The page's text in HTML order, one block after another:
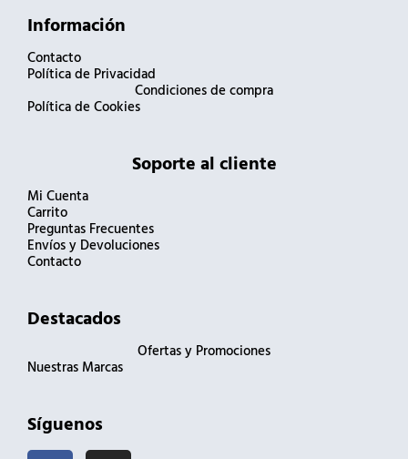
Información
Contacto
Política de Privacidad
Condiciones de compra
Política de Cookies
Soporte al cliente
Mi Cuenta
Carrito
Preguntas Frecuentes
Envíos y Devoluciones
Contacto
Destacados
Ofertas y Promociones
Nuestras Marcas
Síguenos